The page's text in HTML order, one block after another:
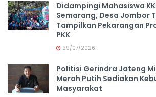
Didampingi Mahasiswa
Semarang, Desa Jombor
Tampilkan Pekarangan
PKK
29/07/2026
Politisi Gerindra Jateng
Merah Putih Sediakan
Masyarakat